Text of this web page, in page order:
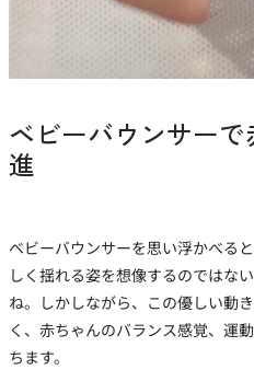
ベビーバウンサー
進
ベビーバウンサーを思い浮かべる
しく揺れる姿を想像するのではな
ね。しかしながら、この優しい動
く、赤ちゃんのバランス感覚、運
ちます。